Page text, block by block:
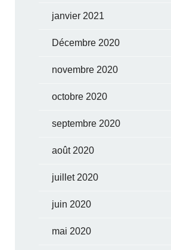
janvier 2021
Décembre 2020
novembre 2020
octobre 2020
septembre 2020
août 2020
juillet 2020
juin 2020
mai 2020